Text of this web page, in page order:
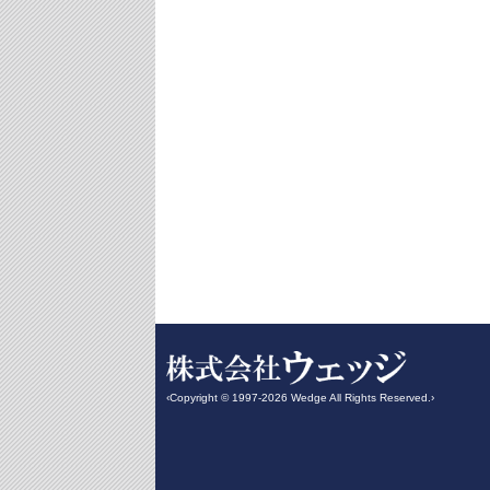
‹Copyright © 1997-2026 Wedge All Rights Reserved.›